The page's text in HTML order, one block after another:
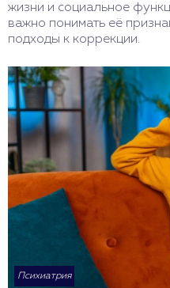
жизни и социальное
важно понимать её
подходы к коррекции.
Психиатрия